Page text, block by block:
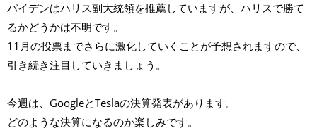
バイデンはハリス副大統領を推薦していますが、ハリスで勝て
るかどうかは不明です。
11月の投票までさらに激化していくことが予想されますので、
引き続き注目していきましょう。
今週は、GoogleとTeslaの決算発表があります。
どのような決算になるのか楽しみです。